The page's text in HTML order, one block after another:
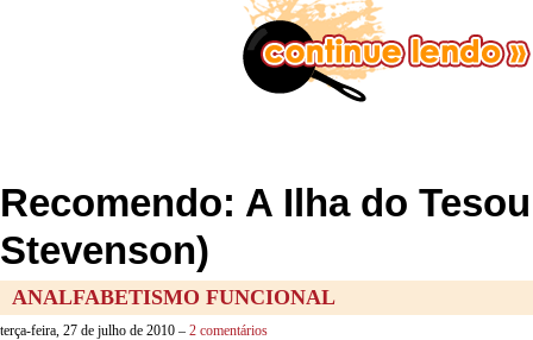
Recomendo: A Ilha do
Stevenson)
ANALFABETISMO FUNCIONAL
terça-feira, 27 de julho de 2010 – 2 comentários